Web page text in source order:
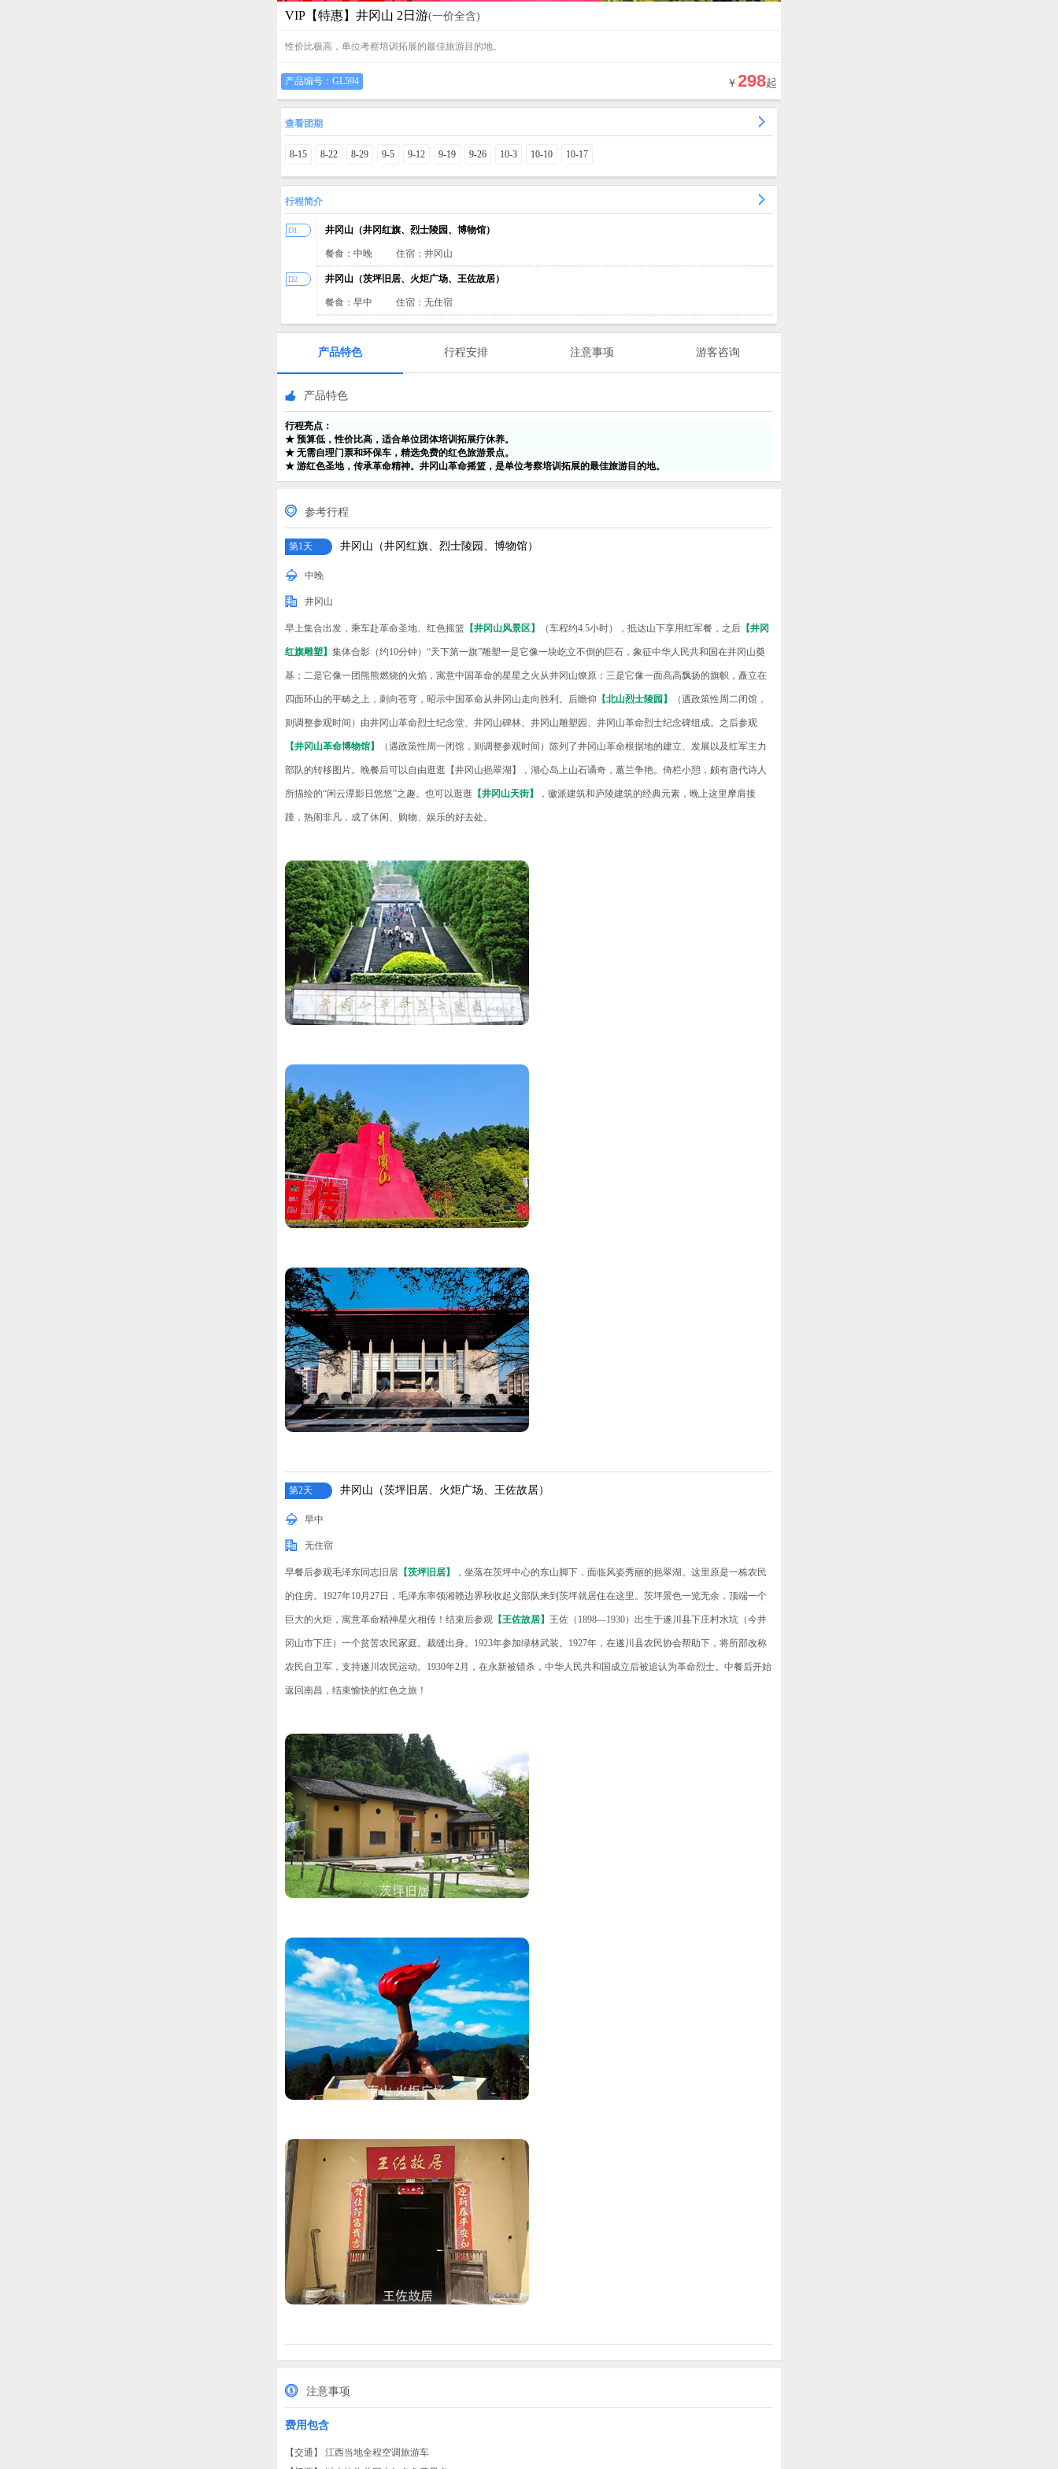
VIP【特惠】井冈山 2日游(一价全含)
性价比极高，单位考察培训拓展的最佳旅游目的地。
产品编号： GL594 ￥ 298起
查看团期
8-15 8-22 8-29 9-5 9-12 9-19 9-26 10-3 10-10 10-17
行程简介
井冈山（井冈红旗、烈士陵园、博物馆）
餐食：中晚 住宿：井冈山
D1
井冈山（茨坪旧居、火炬广场、王佐故居）
餐食：早中 住宿：无住宿
D2
产品特色 行程安排 注意事项 游客咨询
产品特色
行程亮点：
★ 预算低，性价比高，适合单位团体培训拓展疗休养。
★ 无需自理门票和环保车，精选免费的红色旅游景点。
★ 游红色圣地，传承革命精神。井冈山革命摇篮，是单位考察培训拓展的最佳旅游目的地。
参考行程
第1天 井冈山（井冈红旗、烈士陵园、博物馆）
中晚
井冈山
早上集合出发，乘车赴革命圣地、红色摇篮 【井冈山风景区】 （车程约4.5小时），抵达山下享用红军餐，之后 【井冈
红旗雕塑】 集体合影（约10分钟）“天下第一旗”雕塑一是它像一块屹立不倒的巨石，象征中华人民共和国在井冈山奠
基；二是它像一团熊熊燃烧的火焰，寓意中国革命的星星之火从井冈山燎原；三是它像一面高高飘扬的旗帜，矗立在
四面环山的平畴之上，刺向苍穹，昭示中国革命从井冈山走向胜利。后瞻仰 【北山烈士陵园】 （遇政策性周二闭馆，
则调整参观时间）由井冈山革命烈士纪念堂、井冈山碑林、井冈山雕塑园、井冈山革命烈士纪念碑组成。之后参观
【井冈山革命博物馆】 （遇政策性周一闭馆，则调整参观时间）陈列了井冈山革命根据地的建立、发展以及红军主力
部队的转移图片。晚餐后可以自由逛逛【井冈山挹翠湖】，湖心岛上山石谲奇，蕙兰争艳。倚栏小憩，颇有唐代诗人
所描绘的“闲云潭影日悠悠”之趣。也可以逛逛 【井冈山天街】 ，徽派建筑和庐陵建筑的经典元素，晚上这里摩肩接
踵，热闹非凡，成了休闲、购物、娱乐的好去处。
第2天 井冈山（茨坪旧居、火炬广场、王佐故居）
早中
无住宿
早餐后参观毛泽东同志旧居 【茨坪旧居】 ，坐落在茨坪中心的东山脚下，面临风姿秀丽的挹翠湖。这里原是一栋农民
的住房。1927年10月27日，毛泽东率领湘赣边界秋收起义部队来到茨坪就居住在这里。茨坪景色一览无余，顶端一个
巨大的火炬，寓意革命精神星火相传！结束后参观 【王佐故居】 王佐（1898—1930）出生于遂川县下庄村水坑（今井
冈山市下庄）一个贫苦农民家庭。裁缝出身。1923年参加绿林武装。1927年，在遂川县农民协会帮助下，将所部改称
农民自卫军，支持遂川农民运动。1930年2月，在永新被错杀，中华人民共和国成立后被追认为革命烈士。中餐后开始
返回南昌，结束愉快的红色之旅！
注意事项
费用包含
【交通】 江西当地全程空调旅游车